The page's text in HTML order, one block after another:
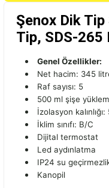
Şenox Dik
Tip, SDS-265
Genel Özellikler:
Net hacim: 345
Raf sayısı: 5
500 ml şişe
İzolasyon kalınlığı:
İklim sınıfı: B/C
Dijital termostat
Led aydınlatma
IP24 su
Kanopil